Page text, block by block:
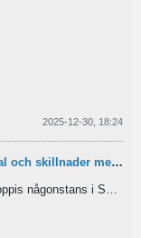
2025-12-30, 18:24
mellan äldre rullar?
Har kommit över två ABU-rullar på en loppis någonstans i Sverige. Servat själv nu. Den ena är en klassisk...